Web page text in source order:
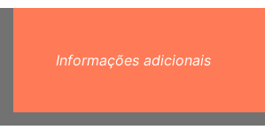
Informações adicionais